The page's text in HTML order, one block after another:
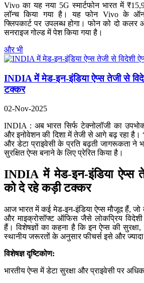
Vivo का यह नया 5G स्मार्टफोन भारत में
लॉन्च किया गया है। यह फोन Vivo के
फ्लिपकार्ट पर उपलब्ध होगा। फोन को दो
सनराइज गोल्ड में पेश किया गया है।
और भी
INDIA में मेड-इन-इंडिया ऐप्स तेजी से
टक्कर
02-Nov-2025
INDIA : अब भारत सिर्फ टेक्नोलॉजी का
और इनोवेशन की दिशा में तेजी से आगे बढ़ रहा है।
और डेटा प्राइवेसी के प्रति बढ़ती जागरूकता ने
सुरक्षित ऐप्स बनाने के लिए प्रेरित किया है।
INDIA में मेड-इन-इंडिया ऐप्स
को दे रहे कड़ी टक्कर
आज भारत में कई मेड-इन-इंडिया ऐप्स मौजूद हैं, जो
और माइक्रोसॉफ्ट ऑफिस जैसे लोकप्रिय
हैं। विशेषज्ञों का कहना है कि इन ऐप्स की
स्थानीय जरूरतों के अनुसार फीचर्स इसे और
विशेषज्ञ दृष्टिकोण:
भारतीय ऐप्स में डेटा सुरक्षा और प्राइवेसी पर